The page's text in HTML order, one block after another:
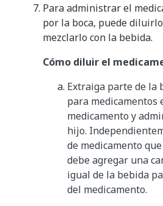
Para administrar el
por la boca, puede
mezclarlo con la bebida.
Cómo diluir el
Extraiga parte de la
para medicamentos
medicamento y
hijo.
de medicamento
debe agregar una
igual de la bebida
del medicamento.